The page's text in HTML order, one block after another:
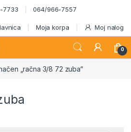
7733 064/966-7557
Moja korpa Moj nalog
0
„račna 3/8 72 zuba“